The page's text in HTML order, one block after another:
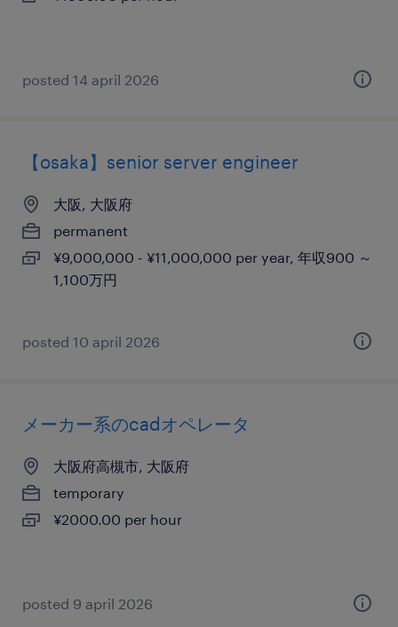
posted 14 april 2026
【osaka】senior server engineer
大阪, 大阪府
permanent
¥9,000,000 - ¥11,000,000 per year, 年収900 ～
1,100万円
posted 10 april 2026
メーカー系のcadオペレータ
大阪府高槻市, 大阪府
temporary
¥2000.00 per hour
posted 9 april 2026